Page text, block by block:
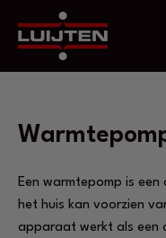
Een warmtepomp is
het huis kan voorzien
apparaat werkt als een